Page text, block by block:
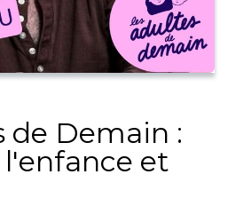
de Demain :
et